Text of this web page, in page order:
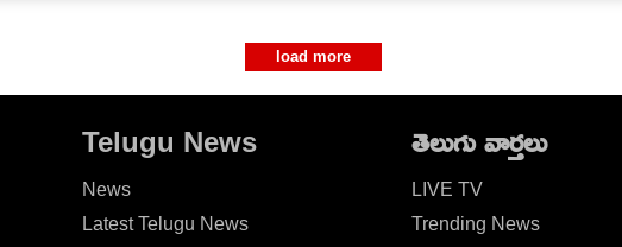
load more
Telugu News
News
Latest Telugu News
తెలుగు వార్తలు
LIVE TV
Trending News